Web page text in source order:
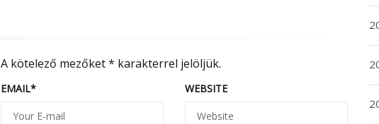
A kötelező mezőket* karakterrel jelöljük.
EMAIL* WEBSITE